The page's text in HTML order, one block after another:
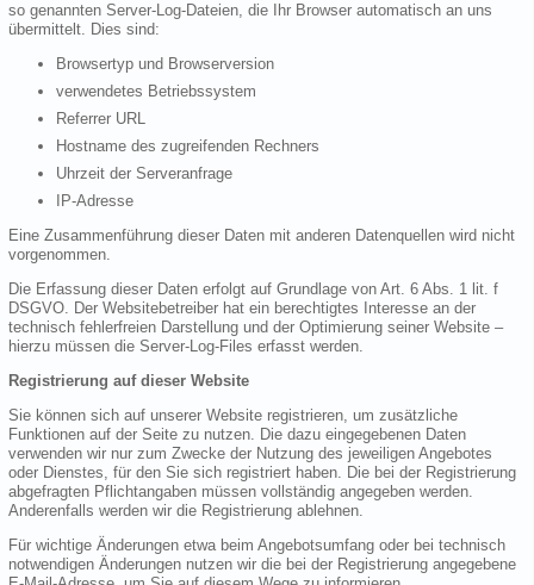
so genannten Server-Log-Dateien, die Ihr Browser automatisch an uns
übermittelt. Dies sind:
Browsertyp und Browserversion
verwendetes Betriebssystem
Referrer URL
Hostname des zugreifenden Rechners
Uhrzeit der Serveranfrage
IP-Adresse
Eine Zusammenführung dieser Daten mit anderen Datenquellen wird nicht
vorgenommen.
Die Erfassung dieser Daten erfolgt auf Grundlage von Art. 6 Abs. 1 lit. f
DSGVO. Der Websitebetreiber hat ein berechtigtes Interesse an der
technisch fehlerfreien Darstellung und der Optimierung seiner Website –
hierzu müssen die Server-Log-Files erfasst werden.
Registrierung auf dieser Website
Sie können sich auf unserer Website registrieren, um zusätzliche
Funktionen auf der Seite zu nutzen. Die dazu eingegebenen Daten
verwenden wir nur zum Zwecke der Nutzung des jeweiligen Angebotes
oder Dienstes, für den Sie sich registriert haben. Die bei der Registrierung
abgefragten Pflichtangaben müssen vollständig angegeben werden.
Anderenfalls werden wir die Registrierung ablehnen.
Für wichtige Änderungen etwa beim Angebotsumfang oder bei technisch
notwendigen Änderungen nutzen wir die bei der Registrierung angegebene